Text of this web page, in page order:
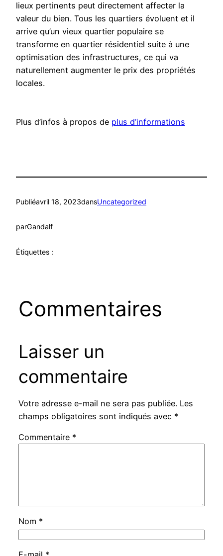
lieux pertinents peut directement affecter la
valeur du bien. Tous les quartiers évoluent et il
arrive qu’un vieux quartier populaire se
transforme en quartier résidentiel suite à une
optimisation des infrastructures, ce qui va
naturellement augmenter le prix des propriétés
locales.
Plus d’infos à propos de plus d’informations
Publiéavril 18, 2023dansUncategorized
parGandalf
Étiquettes :
Commentaires
Laisser un
commentaire
Votre adresse e-mail ne sera pas publiée. Les
champs obligatoires sont indiqués avec *
Commentaire *
Nom *